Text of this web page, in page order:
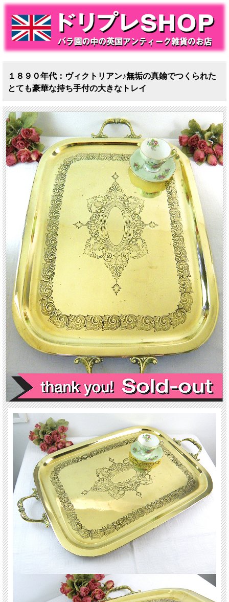
１８９０年代：ヴィクトリアン♪無垢の真鍮でつくられた
とても豪華な持ち手付の大きなトレイ